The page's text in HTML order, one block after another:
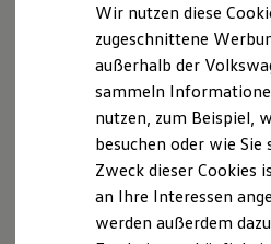
Elektroautos
ID. Tutorials
Reichweite
Reichweite der
Reichweite im
Laden
Laden unterwegs
Laden Zuhause
Impressum & Rechtliches)
Wir nutzen diese
zugeschnittene
außerhalb der
sammeln
nutzen, zum Beispiel,
besuchen oder wie Sie
Zweck dieser Cookies
an Ihre Interessen
werden außerdem